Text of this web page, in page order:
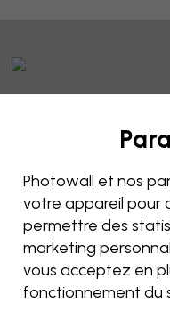
Photowall et nos
votre appareil pour
permettre des
marketing
vous acceptez en
fonctionnement du